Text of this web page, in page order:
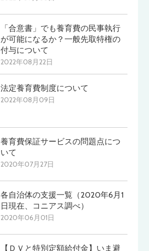
「合意書」でも養育費の民事執行
が可能になるか？一般先取特権の
付与について
2022年08月22日
法定養育費制度について
2022年08月09日
養育費保証サービスの問題点につ
いて
2020年07月27日
各自治体の支援一覧（2020年6月1
日現在、コニアス調べ）
2020年06月01日
【ＤＶと特別定額給付金】いま避